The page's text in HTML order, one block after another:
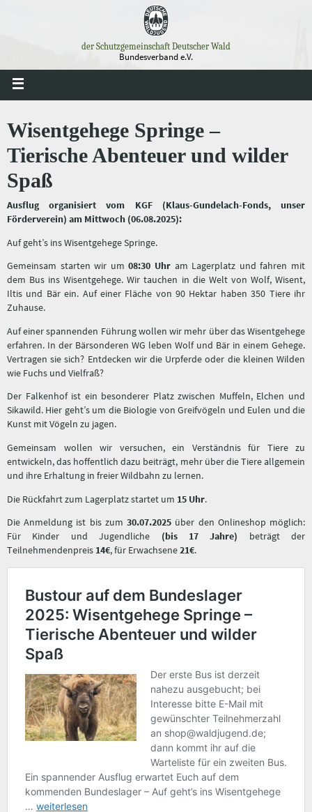
der Schutzgemeinschaft Deutscher Wald
Bundesverband e.V.
Wisentgehege Springe –
Tierische Abenteuer und wilder
Spaß
Ausflug organisiert vom KGF (Klaus-Gundelach-Fonds, unser
Förderverein) am Mittwoch (06.08.2025):
Auf geht’s ins Wisentgehege Springe.
Gemeinsam starten wir um08:30 Uhr am Lagerplatz und fahren mit
dem Bus ins Wisentgehege. Wir tauchen in die Welt von Wolf, Wisent,
Iltis und Bär ein. Auf einer Fläche von 90 Hektar haben 350 Tiere ihr
Zuhause.
Auf einer spannenden Führung wollen wir mehr über das Wisentgehege
erfahren. In der Bärsonderen WG leben Wolf und Bär in einem Gehege.
Vertragen sie sich? Entdecken wir die Urpferde oder die kleinen Wilden
wie Fuchs und Vielfraß?
Der Falkenhof ist ein besonderer Platz zwischen Muffeln, Elchen und
Sikawild. Hier geht’s um die Biologie von Greifvögeln und Eulen und die
Kunst mit Vögeln zu jagen.
Gemeinsam wollen wir versuchen, ein Verständnis für Tiere zu
entwickeln, das hoffentlich dazu beiträgt, mehr über die Tiere allgemein
und ihre Erhaltung in freier Wildbahn zu lernen.
Die Rückfahrt zum Lagerplatz startet um 15 Uhr.
Die Anmeldung ist bis zum30.07.2025 über den Onlineshop möglich:
Für Kinder und Jugendliche (bis 17 Jahre) beträgt der
Teilnehmendenpreis 14€, für Erwachsene21€.